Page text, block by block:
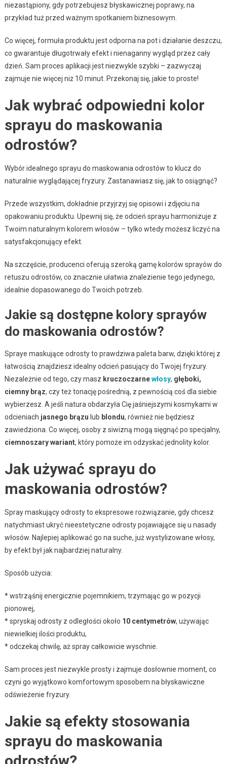
niezastąpiony, gdy potrzebujesz błyskawicznej poprawy, na
przykład tuż przed ważnym spotkaniem biznesowym.
Co więcej, formuła produktu jest odporna na pot i działanie deszczu,
co gwarantuje długotrwały efekt i nienaganny wygląd przez cały
dzień. Sam proces aplikacji jest niezwykle szybki – zazwyczaj
zajmuje nie więcej niż 10 minut. Przekonaj się, jakie to proste!
Jak wybrać odpowiedni kolor
sprayu do maskowania
odrostów?
Wybór idealnego sprayu do maskowania odrostów to klucz do
naturalnie wyglądającej fryzury. Zastanawiasz się, jak to osiągnąć?
Przede wszystkim, dokładnie przyjrzyj się opisowi i zdjęciu na
opakowaniu produktu. Upewnij się, że odcień sprayu harmonizuje z
Twoim naturalnym kolorem włosów – tylko wtedy możesz liczyć na
satysfakcjonujący efekt.
Na szczęście, producenci oferują szeroką gamę kolorów sprayów do
retuszu odrostów, co znacznie ułatwia znalezienie tego jedynego,
idealnie dopasowanego do Twoich potrzeb.
Jakie są dostępne kolory sprayów
do maskowania odrostów?
Spraye maskujące odrosty to prawdziwa paleta barw, dzięki której z
łatwością znajdziesz idealny odcień pasujący do Twojej fryzury.
Niezależnie od tego, czy masz kruczoczarnewłosy, głęboki,
ciemny brąz, czy też tonację pośrednią, z pewnością coś dla siebie
wybierzesz. A jeśli natura obdarzyła Cię jaśniejszymi kosmykami w
odcieniach jasnego brązu lub blondu, również nie będziesz
zawiedziona. Co więcej, osoby z siwizną mogą sięgnąć po specjalny,
ciemnoszary wariant, który pomoże im odzyskać jednolity kolor.
Jak używać sprayu do
maskowania odrostów?
Spray maskujący odrosty to ekspresowe rozwiązanie, gdy chcesz
natychmiast ukryć nieestetyczne odrosty pojawiające się u nasady
włosów. Najlepiej aplikować go na suche, już wystylizowane włosy,
by efekt był jak najbardziej naturalny.
Sposób użycia:
* wstrząśnij energicznie pojemnikiem, trzymając go w pozycji
pionowej,
* spryskaj odrosty z odległości około 10 centymetrów, używając
niewielkiej ilości produktu,
* odczekaj chwilę, aż spray całkowicie wyschnie.
Sam proces jest niezwykle prosty i zajmuje dosłownie moment, co
czyni go wyjątkowo komfortowym sposobem na błyskawiczne
odświeżenie fryzury.
Jakie są efekty stosowania
sprayu do maskowania